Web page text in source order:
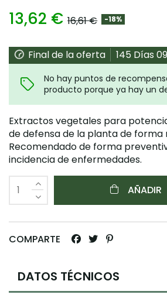
13,62 € 16,61 € -18%
Final de la oferta 145 Días 09
No hay puntos de
producto porque ya hay un
Extractos vegetales para
de defensa de la planta de forma
Recomendado de forma
incidencia de enfermedades.
AÑADIR
COMPARTE
DATOS TÉCNICOS